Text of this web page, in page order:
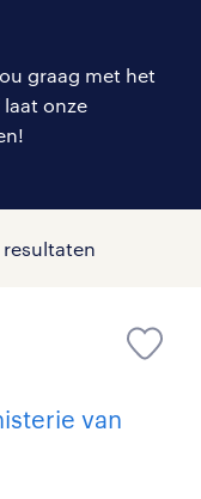
randstad
graag met het
onze
van